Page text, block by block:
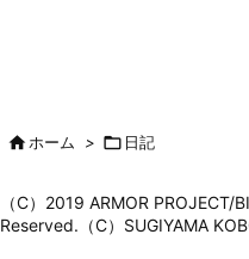
ホーム >  日記
（C）2019 ARMOR PROJECT/
Reserved.（C）SUGIYAMA